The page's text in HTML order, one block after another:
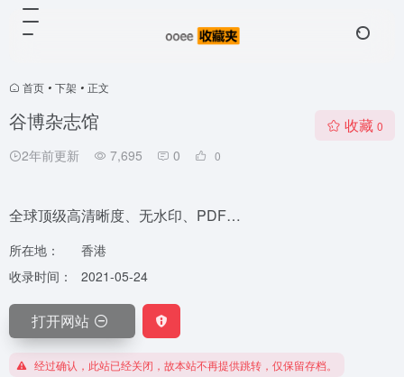
首页 • 下架 • 正文
谷博杂志馆
2年前更新 7,695 0 0
收藏 0
全球顶级高清晰度、无水印、PDF…
所在地：
香港
收录时间：
2021-05-24
打开网站
经过确认，此站已经关闭，故本站不再提供跳转，仅保留存档。